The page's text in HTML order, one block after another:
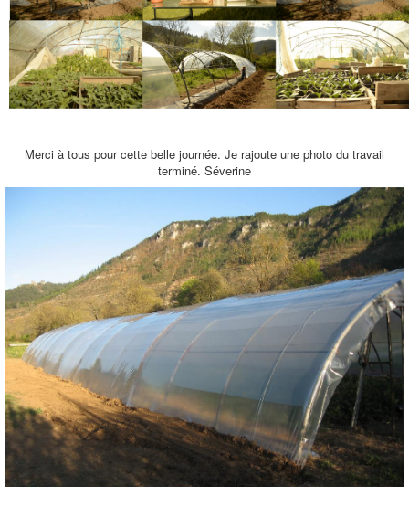
Merci à tous pour cette belle journée. Je rajoute une photo du travail
terminé. Séverine